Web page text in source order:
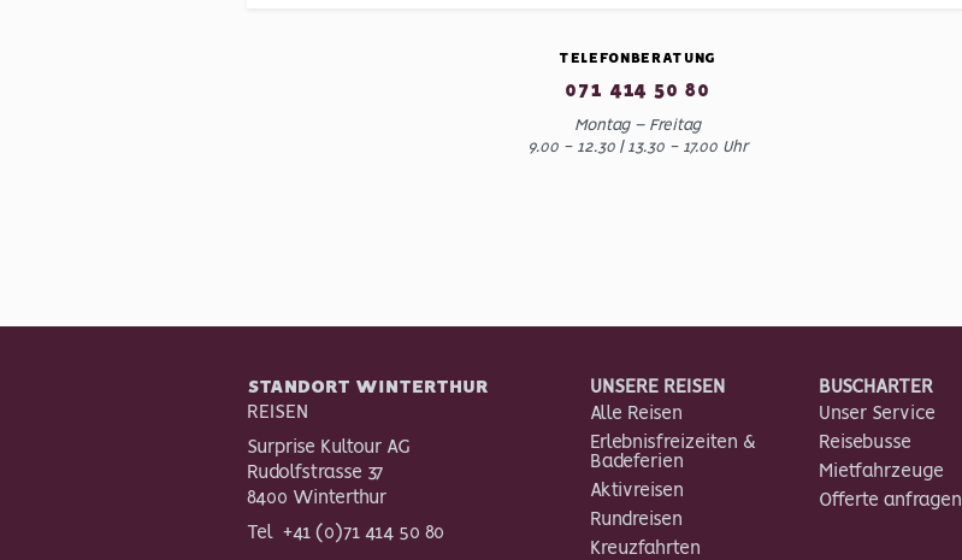
TELEFONBERATUNG
071 414 50 80
Montag – Freitag
9.00 − 12.30 | 13.30 − 17.00 Uhr
UNSERE REISEN
Alle Reisen
Erlebnisfreizeiten &
Badeferien
Aktivreisen
Rundreisen
Kreuzfahrten
BUSCHARTER
Unser Service
Reisebusse
Mietfahrzeuge
Offerte anfragen
STANDORT WINTERTHUR
REISEN
Surprise Kultour AG
Rudolfstrasse 37
8400 Winterthur
Tel +41 (0)71 414 50 80